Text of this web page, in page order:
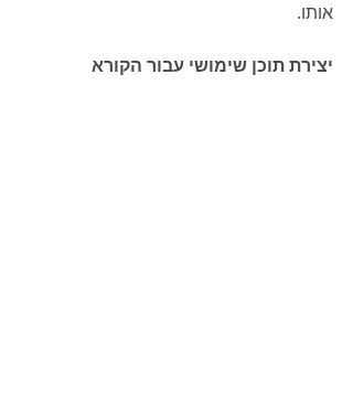
אותו.
יצירת תוכן שימושי עבור הקורא